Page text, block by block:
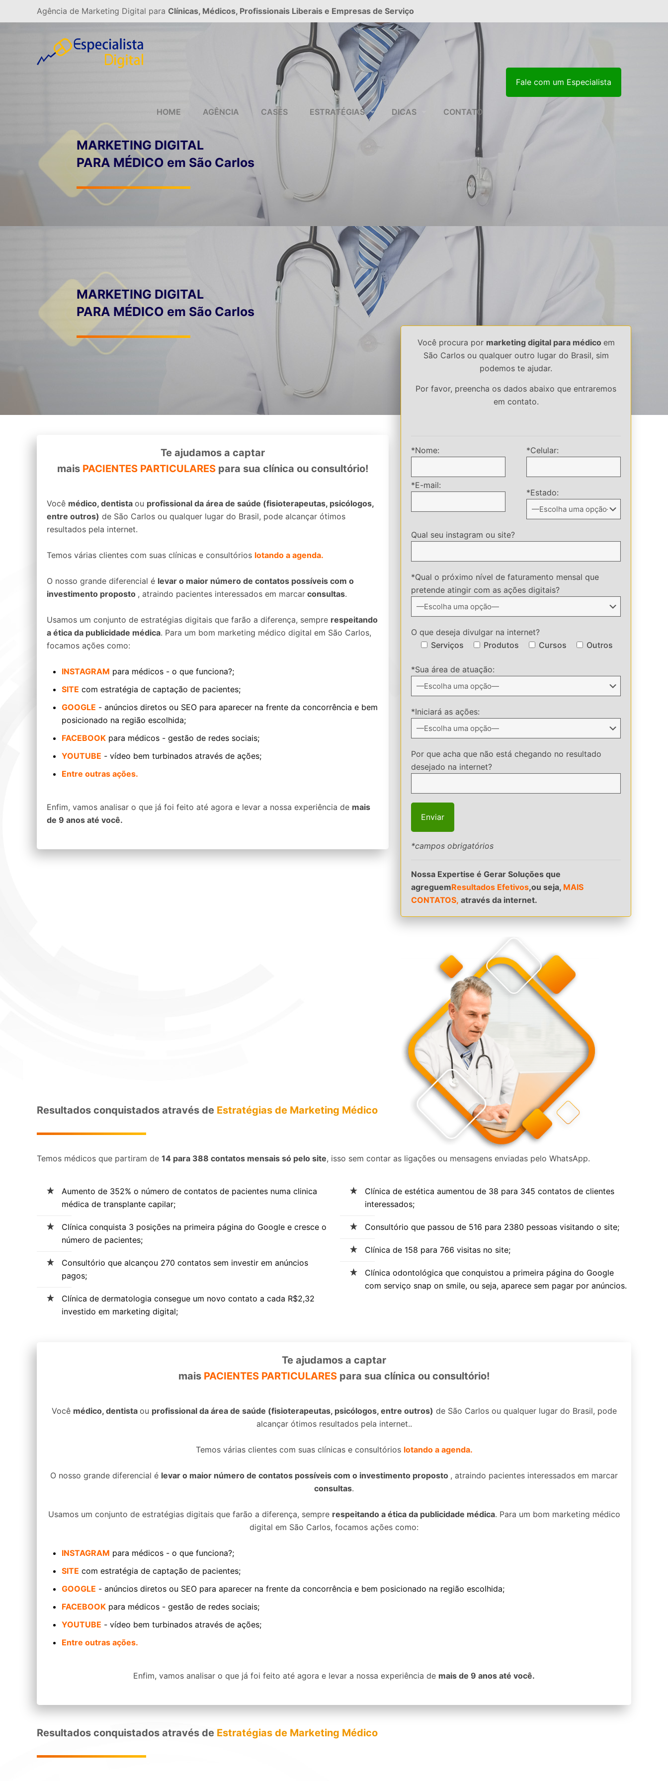
Agência de Marketing Digital para Clínicas, Médicos, Profissionais Liberais e Empresas de Serviço
HOME AGÊNCIA CASES ESTRATÉGIAS DICAS CONTATO
Fale com um Especialista
MARKETING DIGITAL
PARA MÉDICO em São Carlos
MARKETING DIGITAL
PARA MÉDICO em São Carlos
Te ajudamos a captar
mais PACIENTES PARTICULARES para sua clínica ou consultório!
Você médico, dentista ou profissional da área de saúde (fisioterapeutas, psicólogos,
entre outros) de São Carlos ou qualquer lugar do Brasil, pode alcançar ótimos
resultados pela internet.
Temos várias clientes com suas clínicas e consultórios lotando a agenda.
O nosso grande diferencial é levar o maior número de contatos possíveis com o
investimento proposto , atraindo pacientes interessados em marcar consultas.
Usamos um conjunto de estratégias digitais que farão a diferença, sempre respeitando
a ética da publicidade médica. Para um bom marketing médico digital em São Carlos,
focamos ações como:
INSTAGRAM para médicos - o que funciona?;
SITE com estratégia de captação de pacientes;
GOOGLE - anúncios diretos ou SEO para aparecer na frente da concorrência e bem
posicionado na região escolhida;
FACEBOOK para médicos - gestão de redes sociais;
YOUTUBE - vídeo bem turbinados através de ações;
Entre outras ações.
Enfim, vamos analisar o que já foi feito até agora e levar a nossa experiência de mais
de 9 anos até você.
Você procura por marketing digital para médico em
São Carlos ou qualquer outro lugar do Brasil, sim
podemos te ajudar.
Por favor, preencha os dados abaixo que entraremos
em contato.
*Nome:
*E-mail:
*Celular:
*Estado:
Qual seu instagram ou site?
*Qual o próximo nível de faturamento mensal que
pretende atingir com as ações digitais?
O que deseja divulgar na internet?
Serviços
Produtos Cursos Outros
*Sua área de atuação:
*Iniciará as ações:
Por que acha que não está chegando no resultado
desejado na internet?
*campos obrigatórios
Nossa Expertise é Gerar Soluções que
agreguemResultados Efetivos,ou seja, MAIS
CONTATOS, através da internet.
Resultados conquistados através de Estratégias de Marketing Médico
Temos médicos que partiram de 14 para 388 contatos mensais só pelo site, isso sem contar as ligações ou mensagens enviadas pelo WhatsApp.
Aumento de 352% o número de contatos de pacientes numa clinica
médica de transplante capilar;
Clínica conquista 3 posições na primeira página do Google e cresce o
número de pacientes;
Consultório que alcançou 270 contatos sem investir em anúncios
pagos;
Clínica de dermatologia consegue um novo contato a cada R$2,32
investido em marketing digital;
Clínica de estética aumentou de 38 para 345 contatos de clientes
interessados;
Consultório que passou de 516 para 2380 pessoas visitando o site;
Clínica de 158 para 766 visitas no site;
Clínica odontológica que conquistou a primeira página do Google
com serviço snap on smile, ou seja, aparece sem pagar por anúncios.
Sim, Quero ter mais pacientes
Te ajudamos a captar
mais PACIENTES PARTICULARES para sua clínica ou consultório!
Você médico, dentista ou profissional da área de saúde (fisioterapeutas, psicólogos, entre outros) de São Carlos ou qualquer lugar do Brasil, pode
alcançar ótimos resultados pela internet..
Temos várias clientes com suas clínicas e consultórios lotando a agenda.
O nosso grande diferencial é levar o maior número de contatos possíveis com o investimento proposto , atraindo pacientes interessados em marcar
consultas.
Usamos um conjunto de estratégias digitais que farão a diferença, sempre respeitando a ética da publicidade médica. Para um bom marketing médico
digital em São Carlos, focamos ações como:
INSTAGRAM para médicos - o que funciona?;
SITE com estratégia de captação de pacientes;
GOOGLE - anúncios diretos ou SEO para aparecer na frente da concorrência e bem posicionado na região escolhida;
FACEBOOK para médicos - gestão de redes sociais;
YOUTUBE - vídeo bem turbinados através de ações;
Entre outras ações.
Enfim, vamos analisar o que já foi feito até agora e levar a nossa experiência de mais de 9 anos até você.
Resultados conquistados através de Estratégias de Marketing Médico